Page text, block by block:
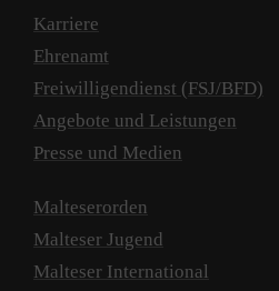
Karriere
Ehrenamt
Freiwilligendienst (FSJ/BFD)
Angebote und Leistungen
Presse und Medien
Malteserorden
Malteser Jugend
Malteser International